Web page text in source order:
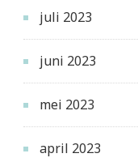
juli 2023
juni 2023
mei 2023
april 2023